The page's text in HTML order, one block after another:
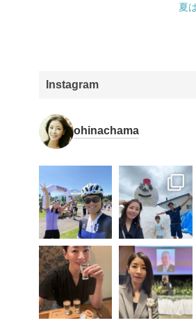
夏
Instagram
ohinachama